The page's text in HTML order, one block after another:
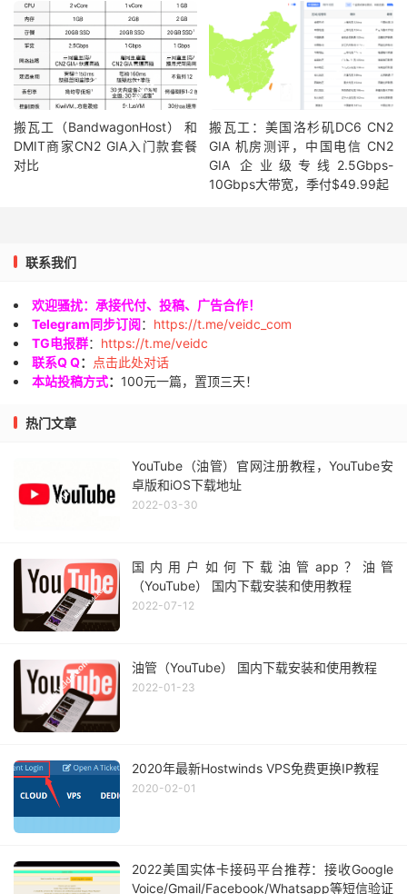
搬瓦工（BandwagonHost） 和
DMIT商家CN2 GIA入门款套餐
对比
搬瓦工：美国洛杉矶DC6 CN2
GIA 机房测评，中国电信 CN2
GIA 企业级专线2.5Gbps-
10Gbps大带宽，季付$49.99起
联系我们
欢迎骚扰：承接代付、投稿、广告合作！
Telegram同步订阅： https://t.me/veidc_com
TG电报群： https://t.me/veidc
联系Q Q：
点击此处对话
本站投稿方式： 100元一篇，置顶三天！
热门文章
YouTube（油管）官网注册教程，YouTube安
卓版和iOS下载地址
2022-03-30
国内用户如何下载油管app？油管
（YouTube） 国内下载安装和使用教程
2022-07-12
油管（YouTube） 国内下载安装和使用教程
2022-01-23
2020年最新Hostwinds VPS免费更换IP教程
2020-02-01
2022美国实体卡接码平台推荐：接收Google
Voice/Gmail/Facebook/Whatsapp等短信验证